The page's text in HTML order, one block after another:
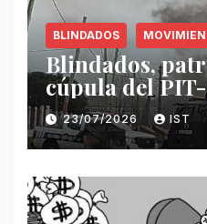
BLINDADOS
Blindados,
cúpula del
23/07/2026 IST